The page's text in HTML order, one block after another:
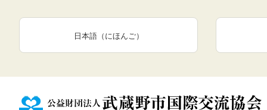
日本語（にほんご）